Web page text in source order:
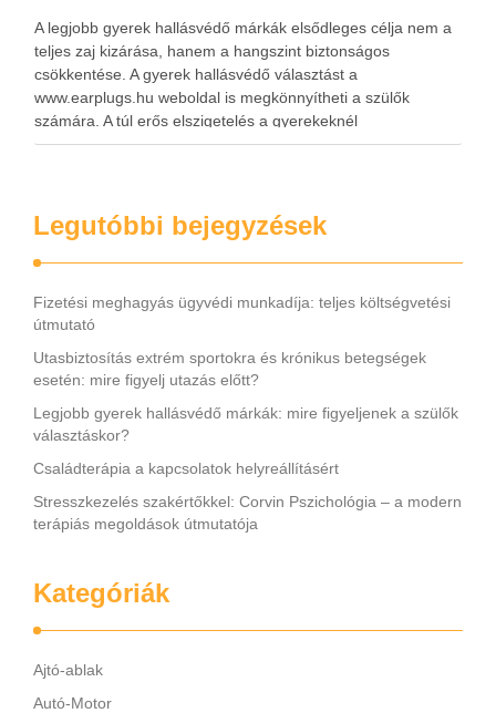
A legjobb gyerek hallásvédő márkák elsődleges célja nem a
teljes zaj kizárása, hanem a hangszint biztonságos
csökkentése. A gyerek hallásvédő választást a
www.earplugs.hu weboldal is megkönnyítheti a szülők
számára. A túl erős elszigetelés a gyerekeknél
kényelmetlenséget, félelmet vagy dezorientáltságot is
Legutóbbi bejegyzések
Fizetési meghagyás ügyvédi munkadíja: teljes költségvetési
útmutató
Utasbiztosítás extrém sportokra és krónikus betegségek
esetén: mire figyelj utazás előtt?
Legjobb gyerek hallásvédő márkák: mire figyeljenek a szülők
választáskor?
Családterápia a kapcsolatok helyreállításért
Stresszkezelés szakértőkkel: Corvin Pszichológia – a modern
terápiás megoldások útmutatója
Kategóriák
Ajtó-ablak
Autó-Motor